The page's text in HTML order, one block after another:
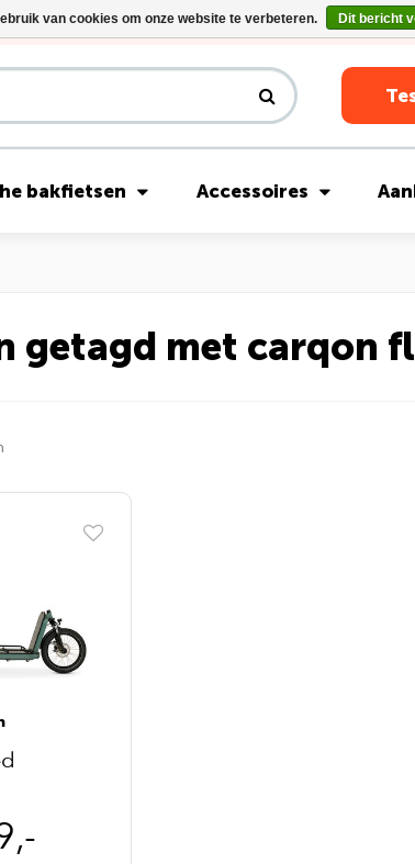
Silent Core nu direct uit voorraad leverbaar!
bakfietsen Accessoires
getagd met carqon
van cookies om onze website te verbeteren. Dit bericht